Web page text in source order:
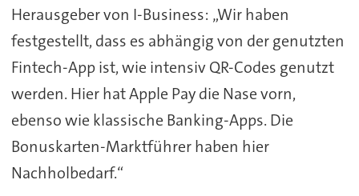
Herausgeber von I-Business: „Wir haben
festgestellt, dass es abhängig von der genutzten
Fintech-App ist, wie intensiv QR-Codes genutzt
werden. Hier hat Apple Pay die Nase vorn,
ebenso wie klassische Banking-Apps. Die
Bonuskarten-Marktführer haben hier
Nachholbedarf.“